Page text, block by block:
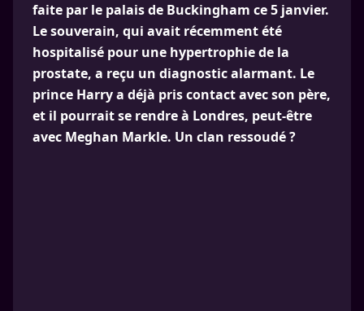
faite par le palais de Buckingham ce 5 janvier.
Le souverain, qui avait récemment été
hospitalisé pour une hypertrophie de la
prostate, a reçu un diagnostic alarmant. Le
prince Harry a déjà pris contact avec son père,
et il pourrait se rendre à Londres, peut-être
avec Meghan Markle. Un clan ressoudé ?